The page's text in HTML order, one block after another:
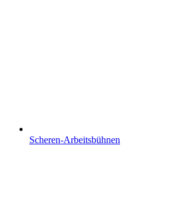
Scheren-Arbeitsbühnen